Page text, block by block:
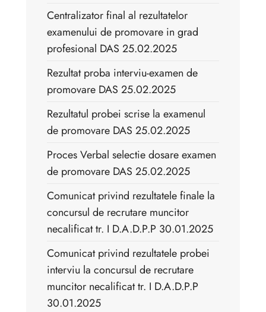
Centralizator final al rezultatelor
examenului de promovare in grad
profesional DAS 25.02.2025
Rezultat proba interviu-examen de
promovare DAS 25.02.2025
Rezultatul probei scrise la examenul
de promovare DAS 25.02.2025
Proces Verbal selectie dosare examen
de promovare DAS 25.02.2025
Comunicat privind rezultatele finale la
concursul de recrutare muncitor
necalificat tr. I D.A.D.P.P 30.01.2025
Comunicat privind rezultatele probei
interviu la concursul de recrutare
muncitor necalificat tr. I D.A.D.P.P
30.01.2025